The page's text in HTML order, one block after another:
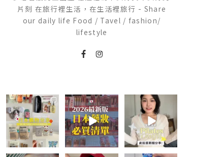
片刻 在旅行裡生活，在生活裡旅行 - Share
our daily life Food / Tavel / fashion/
lifestyle
💭留言「免費」
傳日本藥妝店/百
貨/機場/Donki/
折價券給你...
452
44
2026🇯🇵日本藥
妝店必買什麼
日本最近紅什
麼？...
123
20
💭留言「美背」
傳🔗給你！
🏷️#吉推韓國
🇰🇷
...
48 20